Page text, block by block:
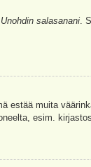
Unohdin salasanani.
estää muita
esim.